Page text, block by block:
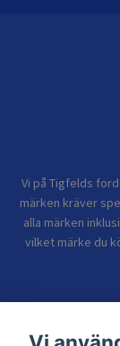
Vi på Tigfelds
märken kräver
alla märken
vilket märke du